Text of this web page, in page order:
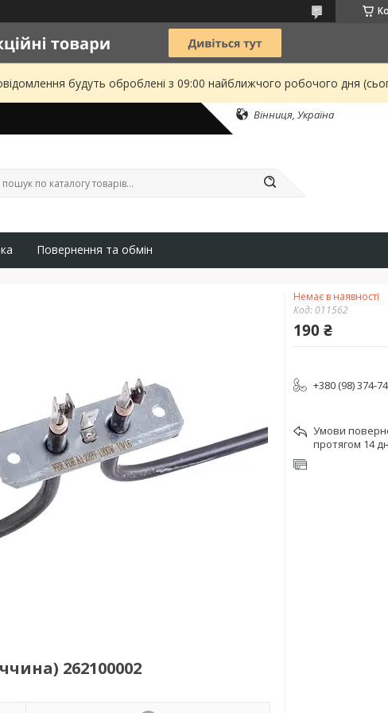
будуть оброблені з 09:00 найближчого робочого дня
Вінниця, Україна
Повернення та обмін
262100002
Немає в наявності
Код: 011562
190 ₴
+380 (98) 374-
протягом 14